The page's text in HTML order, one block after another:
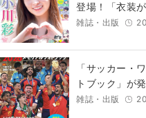
登場！「衣装
雑誌・出版
「サッカー・
トブック」が
雑誌・出版